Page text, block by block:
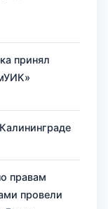
принял
правам
провели